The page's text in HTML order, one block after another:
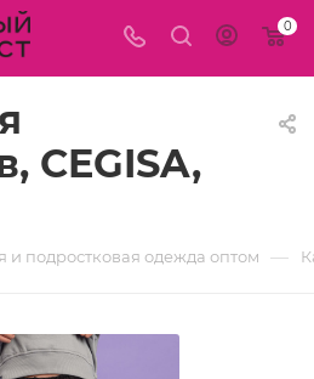
0
CEGISA,
и подростковая одежда оптом —